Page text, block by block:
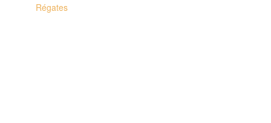
Régates